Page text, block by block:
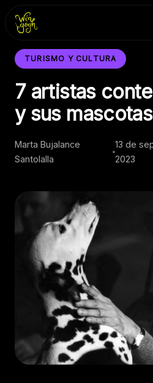
Inicio
Blog
Contacto
TURISMO Y CULTURA
7 artistas
y sus mascotas
Marta Bujalance
Santolalla
13 de
2023